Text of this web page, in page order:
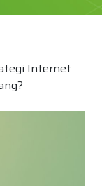
Internet